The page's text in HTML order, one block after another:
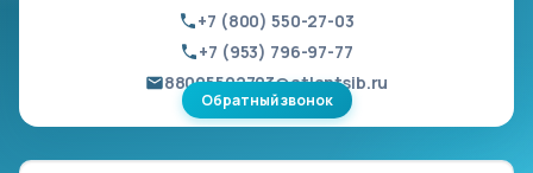
+7 (800) 550-27-03
+7 (953) 796-97-77
88005502703@atlantsib.ru
Обратный звонок